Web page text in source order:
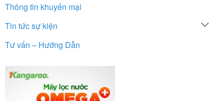
Thông tin khuyến mại
Tin tức sự kiện
Tư vấn – Hướng Dẫn